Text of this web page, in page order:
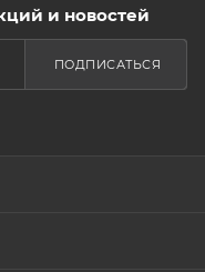
и новостей
ПОДПИСАТЬСЯ